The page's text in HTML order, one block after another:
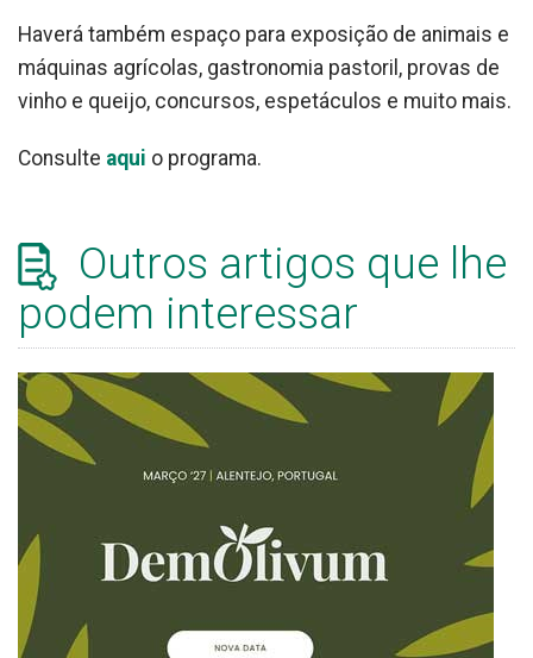
Haverá também espaço para exposição de animais e
máquinas agrícolas, gastronomia pastoril, provas de
vinho e queijo, concursos, espetáculos e muito mais.
Consulte aqui o programa.
Outros artigos que lhe
podem interessar